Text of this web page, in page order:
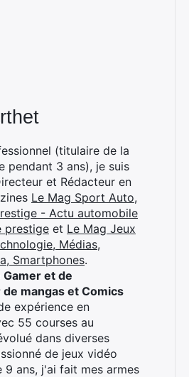
(titulaire de la
pendant 3 ans), je suis
et Rédacteur en
Le Mag Sport Auto,
- Actu automobile
prestige et Le Mag Jeux
Médias,
Smartphones.
et de
mangas et Comics
expérience en
55 courses au
dans diverses
de jeux vidéo
9 ans, j'ai fait mes armes